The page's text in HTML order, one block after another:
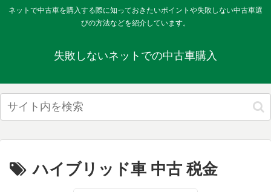
ネットで中古車を購入する際に知っておきたいポイントや失敗しない中古車選
びの方法などを紹介しています。
失敗しないネットでの中古車購入
ハイブリッド車 中古 税金